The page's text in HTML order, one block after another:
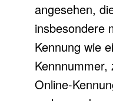
angesehen,
insbesondere
Kennung wie
Online-